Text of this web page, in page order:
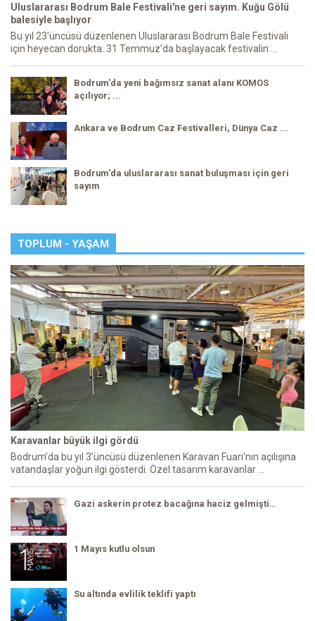
Uluslararası Bodrum Bale Festivali'ne geri sayım. Kuğu Gölü
balesiyle başlıyor
Bu yıl 23'üncüsü düzenlenen Uluslararası Bodrum Bale Festivali
için heyecan dorukta. 31 Temmuz'da başlayacak festivalin ...
Bodrum'da yeni bağımsız sanat alanı KOMOS
açılıyor; ...
Ankara ve Bodrum Caz Festivalleri, Dünya Caz ...
Bodrum'da uluslararası sanat buluşması için geri
sayım
TOPLUM - YAŞAM
Karavanlar büyük ilgi gördü
Bodrum’da bu yıl 3’üncüsü düzenlenen Karavan Fuarı'nın açılışına
vatandaşlar yoğun ilgi gösterdi. Özel tasarım karavanlar ...
Gazi askerin protez bacağına haciz gelmişti…
1 Mayıs kutlu olsun
Su altında evlilik teklifi yaptı